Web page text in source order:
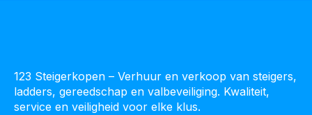
123 Steigerkopen – Verhuur en verkoop van steigers,
ladders, gereedschap en valbeveiliging. Kwaliteit,
service en veiligheid voor elke klus.